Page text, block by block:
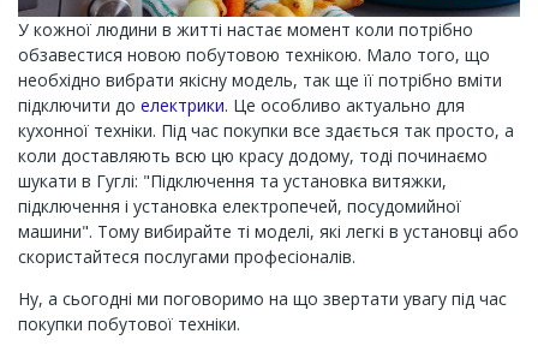
У кожної людини в житті настає момент коли потрібно
обзавестися новою побутовою технікою. Мало того, що
необхідно вибрати якісну модель, так ще її потрібно вміти
підключити до електрики. Це особливо актуально для
кухонної техніки. Під час покупки все здається так просто, а
коли доставляють всю цю красу додому, тоді починаємо
шукати в Гуглі: "Підключення та установка витяжки,
підключення і установка електропечей, посудомийної
машини". Тому вибирайте ті моделі, які легкі в установці або
скористайтеся послугами професіоналів.
Ну, а сьогодні ми поговоримо на що звертати увагу під час
покупки побутової техніки.